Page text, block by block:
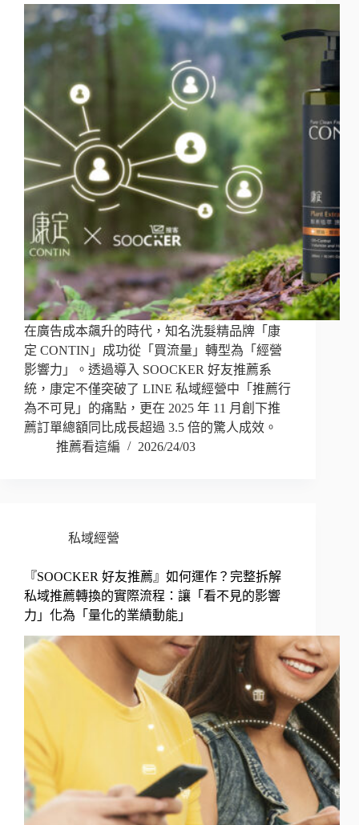
在廣告成本飆升的時代，知名洗髮精品牌「康
定 CONTIN」成功從「買流量」轉型為「經營
影響力」。透過導入 SOOCKER 好友推薦系
統，康定不僅突破了 LINE 私域經營中「推薦行
為不可見」的痛點，更在 2025 年 11 月創下推
薦訂單總額同比成長超過 3.5 倍的驚人成效。
推薦看這編
2026/24/03
私域經營
『SOOCKER 好友推薦』如何運作？完整拆解
私域推薦轉換的實際流程：讓「看不見的影響
力」化為「量化的業績動能」